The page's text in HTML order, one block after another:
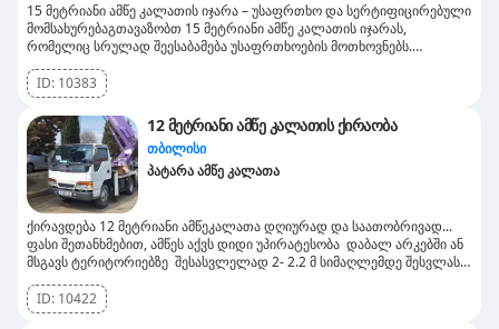
15 მეტრიანი ამწე კალათის იჯარა – უსაფრთხო და სერტიფიცირებული
მომსახურებაგთავაზობთ 15 მეტრიანი ამწე კალათის იჯარას,
რომელიც სრულად შეესაბამება უსაფრთხოების მოთხოვნებს.
სამუშაოდ.✅ წვდება მეოთხე სართულამდე – იდეალურია ფასადების
გაწმენდისთვის, ელექტრო და სამონტაჟო სამუშაოებისთვის.✅
უსაფრთხო და სანდო – გავლილი აქვს ტექნიკური ინსპექცია და
რეგულარული ტესტირება.✅ გამოიყენება სამშენებლო, სარემონტო
და რეკლამის მონტაჟისთვის.თუ გჭირდებათ სერტიფიცირებული ამწე
კალათა, დაგვიკავშირდით! 📞
ID: 10383
12 მეტრიანი ამწე კალათის ქირაობა
თბილისი
პატარა ამწე კალათა
ქირავდება 12 მეტრიანი ამწეკალათა დღიურად და საათობრივად...
ფასი შეთანხმებით, ამწეს აქვს დიდი უპირატესობა დაბალ არკებში ან
მსგავს ტერიტორიებზე შესასვლელად 2- 2.2 მ სიმაღლემდე შესვლას
ID: 10422